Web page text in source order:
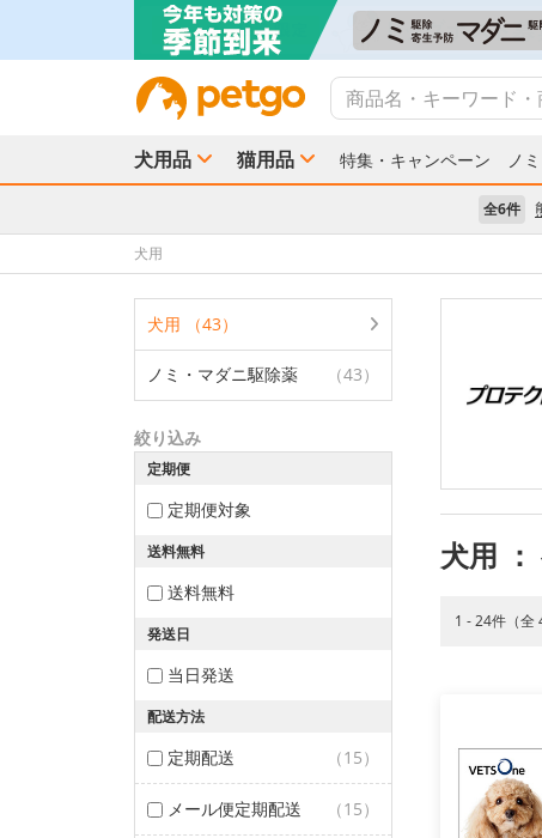
犬用品 猫用品 特集・キャンペーン ノ
全6件
犬用
犬用 （43）
ノミ・マダニ駆除薬 （43）
絞り込み
定期便
定期便対象
送料無料
送料無料
発送日
当日発送
配送方法
定期配送 （15）
メール便定期配送 （15）
犬用
1 - 24件（全